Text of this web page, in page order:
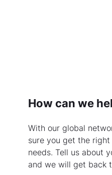
How can we
With our global
sure you get the
needs. Tell us about
and we will get back